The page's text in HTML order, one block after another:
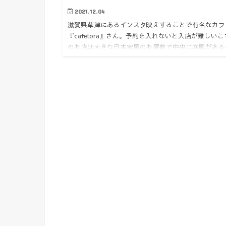
2021.12.04
滋賀県草津にあるインスタ映えすることで有名なカフ
『cafetora』さん。予約を入れないと入店が難しいこ
のお店は大きな日本家屋のお屋敷で中央に庭園がある